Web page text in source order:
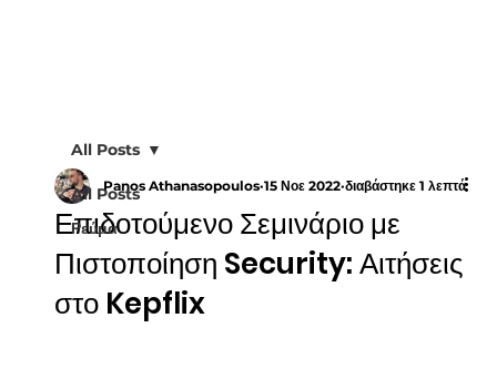
All Posts
Ρεύμα
All Posts
Επιδοτούμενο Σεμινάριο με
Πιστοποίηση Security: Αιτήσεις
στο Kepflix
Panos Athanasopoulos 15 Νοε 2022 διαβάστηκε 1 λεπτά